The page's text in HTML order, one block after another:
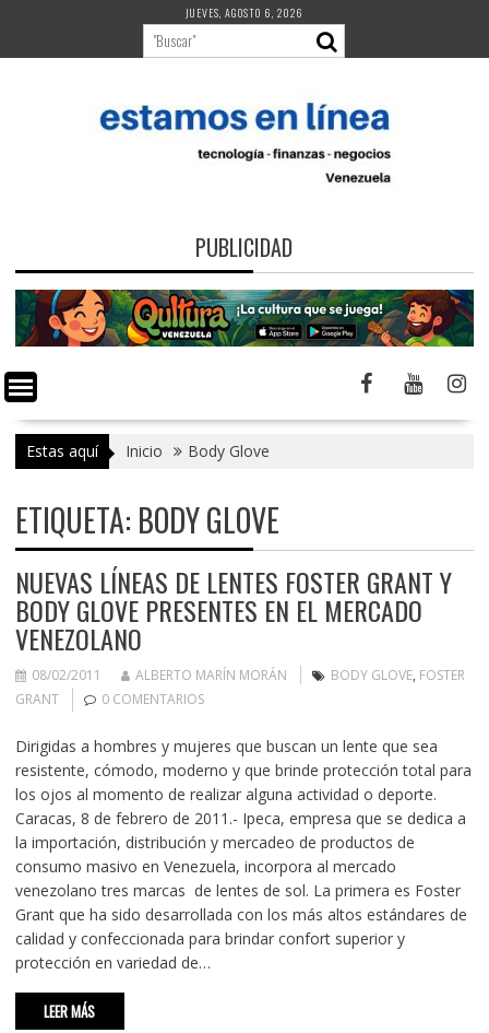
contenido
JUEVES, AGOSTO 6, 2026
PUBLICIDAD
Estas aquí Inicio Body Glove
ETIQUETA: BODY GLOVE
NUEVAS LÍNEAS DE LENTES FOSTER GRANT Y
BODY GLOVE PRESENTES EN EL MERCADO
VENEZOLANO
08/02/2011 ALBERTO MARÍN MORÁN BODY GLOVE, FOSTER
GRANT
0 COMENTARIOS
Dirigidas a hombres y mujeres que buscan un lente que sea
resistente, cómodo, moderno y que brinde protección total para
los ojos al momento de realizar alguna actividad o deporte.
Caracas, 8 de febrero de 2011.- Ipeca, empresa que se dedica a
la importación, distribución y mercadeo de productos de
consumo masivo en Venezuela, incorpora al mercado
venezolano tres marcas de lentes de sol. La primera es Foster
Grant que ha sido desarrollada con los más altos estándares de
calidad y confeccionada para brindar confort superior y
protección en variedad de…
LEER MÁS